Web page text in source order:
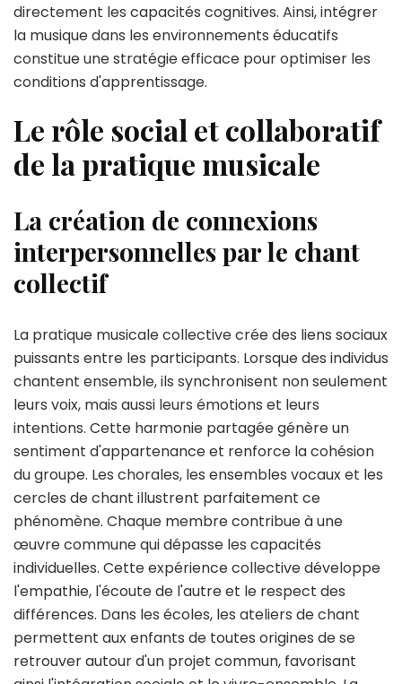
directement les capacités cognitives. Ainsi, intégrer
la musique dans les environnements éducatifs
constitue une stratégie efficace pour optimiser les
conditions d'apprentissage.
Le rôle social et collaboratif
de la pratique musicale
La création de connexions
interpersonnelles par le chant
collectif
La pratique musicale collective crée des liens sociaux
puissants entre les participants. Lorsque des individus
chantent ensemble, ils synchronisent non seulement
leurs voix, mais aussi leurs émotions et leurs
intentions. Cette harmonie partagée génère un
sentiment d'appartenance et renforce la cohésion
du groupe. Les chorales, les ensembles vocaux et les
cercles de chant illustrent parfaitement ce
phénomène. Chaque membre contribue à une
œuvre commune qui dépasse les capacités
individuelles. Cette expérience collective développe
l'empathie, l'écoute de l'autre et le respect des
différences. Dans les écoles, les ateliers de chant
permettent aux enfants de toutes origines de se
retrouver autour d'un projet commun, favorisant